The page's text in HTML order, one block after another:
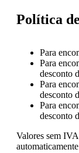
Política
Para
Para
desconto
Para
desconto
Para
desconto
Valores sem